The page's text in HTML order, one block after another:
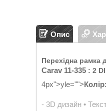
Опис
Перехідна рамка
Carav 11-335 : 2
4px">yle="">
- 3D дизайн •